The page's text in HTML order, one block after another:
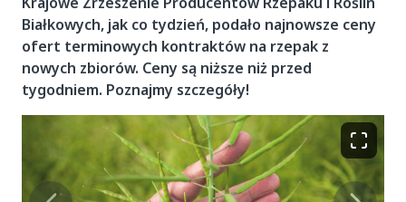
Białkowych, jak co tydzień, podało najnowsze ceny
ofert terminowych kontraktów na rzepak z
nowych zbiorów. Ceny są niższe niż przed
tygodniem. Poznajmy szczegóły!